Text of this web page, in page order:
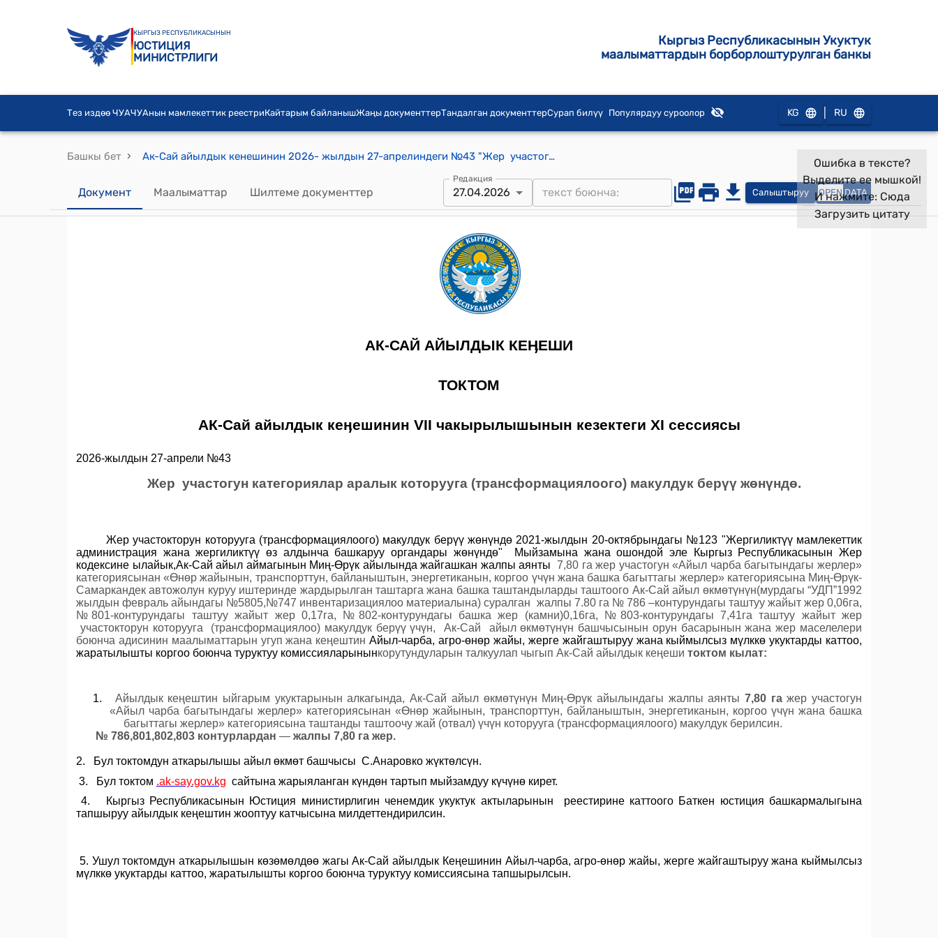
КЫРГЫЗ РЕСПУБЛИКАСЫНЫН
ЮСТИЦИЯ
МИНИСТРЛИГИ
Кыргыз Республикасынын Укуктук
маалыматтардын борборлоштурулган банкы
Тез издөө ЧУАЧУАнын мамлекеттик реестриКайтарым байланышЖаңы документтерТандалган документтерСурап билүү Популярдуу суроолор KG RU
Башкы бет › Ак-Сай айылдык кенешинин 2026- жылдын 27-апрелиндеги №43 "Жер участогун категориялар аралык которууга (трансформациялоого) макулдук берүү жөнүндө" токтому
Документ Маалыматтар Шилтеме документтер
Редакция
27.04.2026 Салыштыруу OPEN DATA
Ошибка в тексте?
Выделите ее мышкой!
И нажмите: Сюда
Загрузить цитату